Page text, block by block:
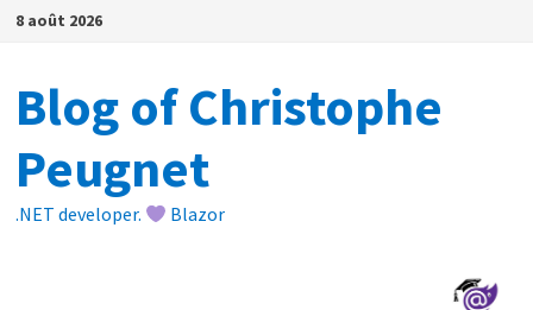
Passer
8 août 2026
Blog of Christophe
Peugnet
.NET developer. Blazor